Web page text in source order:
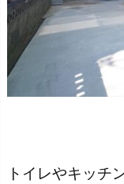
トイレやキッチ